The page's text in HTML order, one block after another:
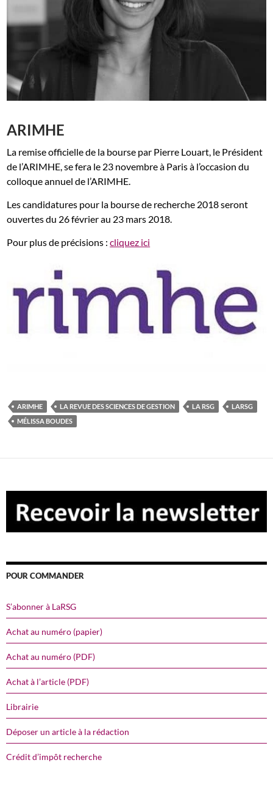
ARIMHE
La remise officielle de la bourse par Pierre Louart, le Président
de l’ARIMHE, se fera le 23 novembre à Paris à l’occasion du
colloque annuel de l’ARIMHE.
Les candidatures pour la bourse de recherche 2018 seront
ouvertes du 26 février au 23 mars 2018.
Pour plus de précisions :cliquez ici
ARIMHE LA REVUE DES SCIENCES DE GESTION LA RSG
LARSG
MÉLISSA BOUDES
POUR COMMANDER
S’abonner à LaRSG
Achat au numéro (papier)
Achat au numéro (PDF)
Achat à l’article (PDF)
Librairie
Déposer un article à la rédaction
Crédit d’impôt recherche